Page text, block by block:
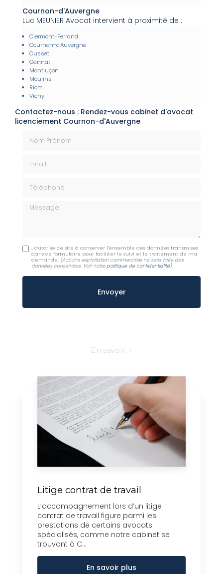
Cournon-d'Auvergne
Luc MEUNIER Avocat intervient à proximité de :
Clermont-Ferrand
Cournon-d'Auvergne
Cusset
Gannat
Montluçon
Moulins
Riom
Vichy
Contactez-nous : Rendez-vous cabinet d'avocat
licenciement Cournon-d'Auvergne
Message
J'autorise ce site à conserver l'ensemble des données transmises
dans ce formulaire pour faciliter le suivi et le traitement de ma
demande. (Aucune exploitation commerciale ne sera faite des
données conservées. Voir notre politique de confidentialité)
En savoir +
Litige contrat de travail
L’accompagnement lors d’un litige
contrat de travail figure parmi les
prestations de certains avocats
spécialisés, comme notre cabinet se
trouvant à C...
En savoir plus